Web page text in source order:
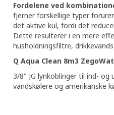
Fordelene ved
fjerner forskellige typer
det aktive kul, fordi det
Dette resulterer i en mere
husholdningsfiltre,
Q Aqua Clean 8m3
3/8" JG lynkoblinger til ind- og
vandskølere og amerikanske